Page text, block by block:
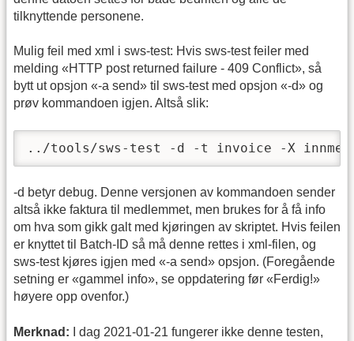
tilknyttende personene.
Mulig feil med xml i sws-test: Hvis sws-test feiler med
melding «HTTP post returned failure - 409 Conflict», så
bytt ut opsjon «-a send» til sws-test med opsjon «-d» og
prøv kommandoen igjen. Altså slik:
../tools/sws-test -d -t invoice -X
-d betyr debug. Denne versjonen av kommandoen sender
altså ikke faktura til medlemmet, men brukes for å få info
om hva som gikk galt med kjøringen av skriptet. Hvis feilen
er knyttet til Batch-ID så må denne rettes i xml-filen, og
sws-test kjøres igjen med «-a send» opsjon. (Foregående
setning er «gammel info», se oppdatering før «Ferdig!»
høyere opp ovenfor.)
Merknad: I dag 2021-01-21 fungerer ikke denne testen,